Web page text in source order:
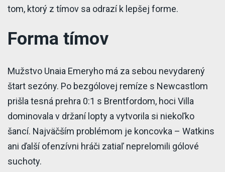
tom, ktorý z tímov sa odrazí k lepšej forme.
Forma tímov
Mužstvo Unaia Emeryho má za sebou nevydarený
štart sezóny. Po bezgólovej remíze s Newcastlom
prišla tesná prehra 0:1 s Brentfordom, hoci Villa
dominovala v držaní lopty a vytvorila si niekoľko
šancí. Najväčším problémom je koncovka – Watkins
ani ďalší ofenzívni hráči zatiaľ neprelomili gólové
suchoty.